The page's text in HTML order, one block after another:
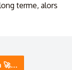
terme, alors
🚀…